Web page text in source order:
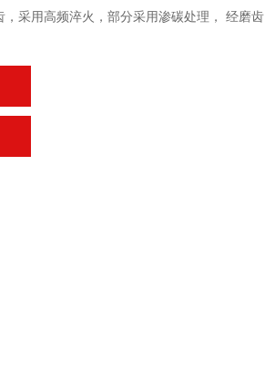
采用高频淬火，部分采用渗碳处理， 经磨齿